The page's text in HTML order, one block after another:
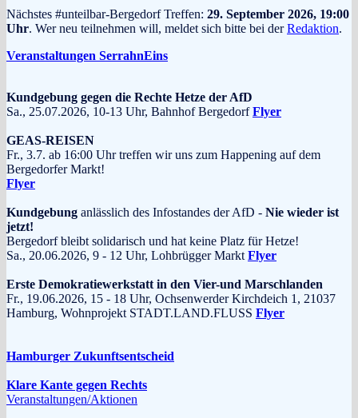
Nächstes #unteilbar-Bergedorf Treffen: 29. September 2026, 19:00
Uhr. Wer neu teilnehmen will, meldet sich bitte bei derRedaktion.
Veranstaltungen SerrahnEins
Kundgebung gegen die Rechte Hetze der AfD
Sa., 25.07.2026, 10-13 Uhr, Bahnhof BergedorfFlyer
GEAS-REISEN
Fr., 3.7. ab 16:00 Uhr treffen wir uns zum Happening auf dem
Bergedorfer Markt!
Flyer
Kundgebung anlässlich des Infostandes der AfD - Nie wieder ist
jetzt!
Bergedorf bleibt solidarisch und hat keine Platz für Hetze!
Sa., 20.06.2026, 9 - 12 Uhr, Lohbrügger Markt Flyer
Erste Demokratiewerkstatt in den Vier-und Marschlanden
Fr., 19.06.2026, 15 - 18 Uhr, Ochsenwerder Kirchdeich 1, 21037
Hamburg, Wohnprojekt STADT.LAND.FLUSS Flyer
Hamburger Zukunftsentscheid
Klare Kante gegen Rechts
Veranstaltungen/Aktionen